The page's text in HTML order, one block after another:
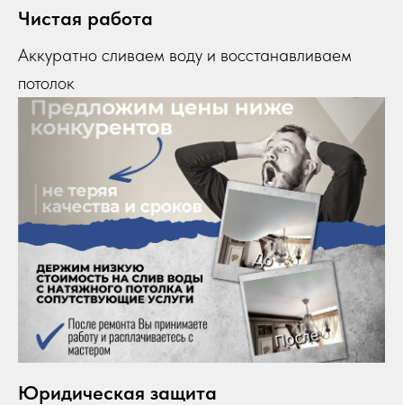
Чистая работа
Аккуратно сливаем воду и восстанавливаем
потолок
Юридическая защита